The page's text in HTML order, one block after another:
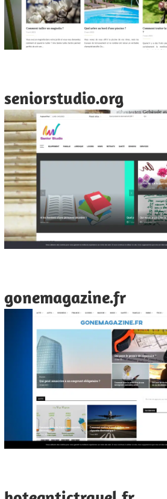
seniorstudio.org
gonemagazine.fr